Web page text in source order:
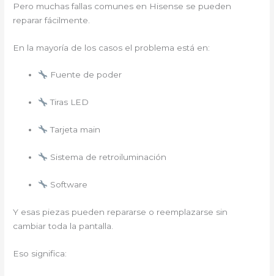
Pero muchas fallas comunes en Hisense se pueden
reparar fácilmente.
En la mayoría de los casos el problema está en:
Fuente de poder
Tiras LED
Tarjeta main
Sistema de retroiluminación
Software
Y esas piezas pueden repararse o reemplazarse sin
cambiar toda la pantalla.
Eso significa: